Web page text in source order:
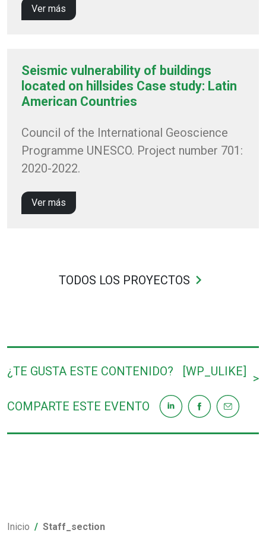
Ver más
Seismic vulnerability of buildings
located on hillsides Case study: Latin
American Countries
Council of the International Geoscience
Programme UNESCO. Project number 701:
2020-2022.
Ver más
TODOS LOS PROYECTOS keyboard_arrow_right
¿TE GUSTA ESTE CONTENIDO? [WP_ULIKE]
>
COMPARTE ESTE EVENTO
Inicio Staff_section